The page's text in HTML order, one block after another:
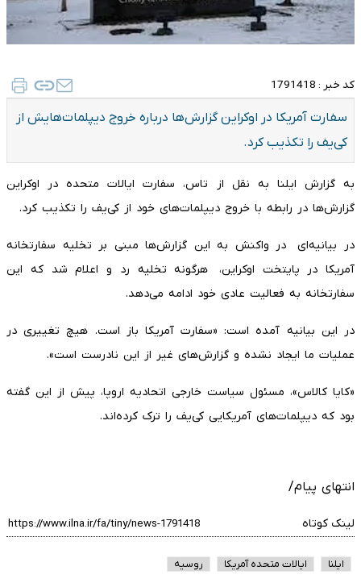
کد خبر : 1791418
سفارت‌ آمریکا در اوکراین گزارش‌‌‌ها درباره خروج دیپلمات‌‌هایش از
کی‌یف را تکذیب کرد.
به گزارش ایلنا به نقل از تاس، سفارت ایالات متحده در اوکراین
گزارش‌‌ها در رابطه با خروج دیپلمات‌های خود از کی‌یف را تکذیب کرد.
در بیانیه‌ای در واکنش به این گزارش‌ها مبنی بر تخلیه سفارتخانه
آمریکا در پایتخت اوکراین، هرگونه تخلیه رد و اعلام شد که این
سفارتخانه به فعالیت عادی خود ادامه می‌دهد.
در این بیانیه آمده است: «سفارت آمریکا باز است. هیچ تغییری در
عملیات ما ایجاد نشده و گزارش‌های غیر از این نادرست است».
«کایا کالاس»، مسئول سیاست خارجی اتحادیه اروپا، پیش از این گفته
بود که دیپلمات‌های آمریکایی کی‌یف را ترک کرده‌اند.
انتهای پیام/
لینک کوتاه
ایلنا ایالات متحده آمریکا روسیه